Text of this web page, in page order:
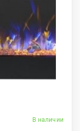
В наличии